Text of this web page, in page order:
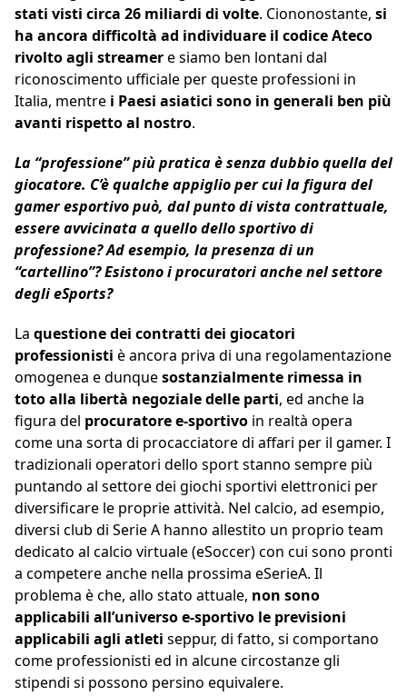
stati visti circa 26 miliardi di volte. Ciononostante, si
ha ancora difficoltà ad individuare il codice Ateco
rivolto agli streamere siamo ben lontani dal
riconoscimento ufficiale per queste professioni in
Italia, mentre i Paesi asiatici sono in generali ben più
avanti rispetto al nostro.
La “professione” più pratica è senza dubbio quella del
giocatore. C’è qualche appiglio per cui la figura del
gamer esportivo può, dal punto di vista contrattuale,
essere avvicinata a quello dello sportivo di
professione? Ad esempio, la presenza di un
“cartellino”? Esistono i procuratori anche nel settore
degli eSports?
La questione dei contratti dei giocatori
professionisti è ancora priva di una regolamentazione
omogenea e dunquesostanzialmente rimessa in
toto alla libertà negoziale delle parti, ed anche la
figura del procuratore e-sportivo in realtà opera
come una sorta di procacciatore di affari per il gamer. I
tradizionali operatori dello sport stanno sempre più
puntando al settore dei giochi sportivi elettronici per
diversificare le proprie attività. Nel calcio, ad esempio,
diversi club di Serie A hanno allestito un proprio team
dedicato al calcio virtuale (eSoccer) con cui sono pronti
a competere anche nella prossima eSerieA. Il
problema è che, allo stato attuale, non sono
applicabili all’universo e-sportivo le previsioni
applicabili agli atleti seppur, di fatto, si comportano
come professionisti ed in alcune circostanze gli
stipendi si possono persino equivalere.